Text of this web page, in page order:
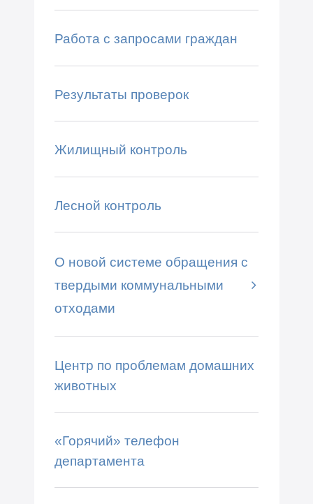
Работа с запросами граждан
Результаты проверок
Жилищный контроль
Лесной контроль
О новой системе обращения с
твердыми коммунальными
отходами
Центр по проблемам домашних
животных
«Горячий» телефон
департамента